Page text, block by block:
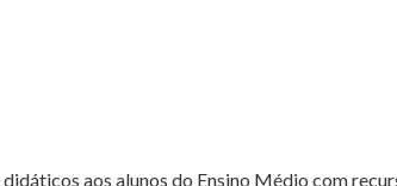
aos alunos do Ensino Médio com